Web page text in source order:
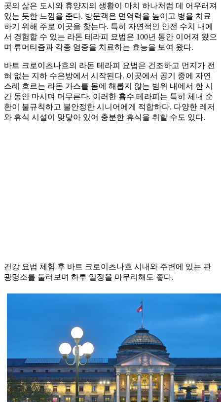
곳의 삶은 도시와 휴양지의 생활이 마치 하나처럼 데 어우러져
있는 듯한 느낌을 준다. 방문객은 면역력을 높이고 병을 치료
하기 위해 주로 이곳을 찾는다. 특히 자연적인 안전 수치 내에
서 경험할 수 있는 라돈 테라피 요법은 100년 동안 이어져 왔으
며 류머티즘과 각종 염증을 치료하는 효능을 보여 왔다.
바트 크로이츠나흐의 라돈 테라피 요법은 건조하고 먼지가 전
혀 없는 지하 수은방에서 시작된다. 이곳에서 공기 중에 자연
스레 흐르는 라돈 가스를 몸에 해롭지 않는 범위 내에서 한 시
간 동안 마시며 머무른다. 이러한 흡수 테라피는 특히 체내 순
환이 불규칙하고 불안정한 시니어에게 적합하다. 다양한 레저
와 휴식 시설이 맞닿아 있어 충분한 휴식을 취할 수도 있다.
건강 요법 체험 후 바트 크로이츠나흐 시내와 주변에 있는 관
광명소를 둘러보며 하루 일정을 마무리해도 좋다.